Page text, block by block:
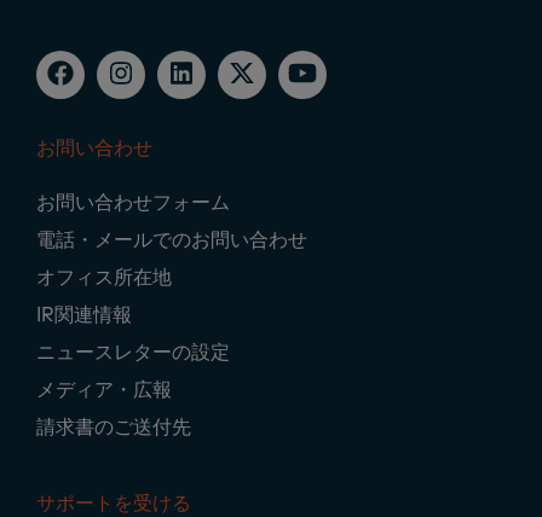
Navigation
お問い合わせ
お問い合わせフォーム
電話・メールでのお問い合わせ
オフィス所在地
IR関連情報
ニュースレターの設定
メディア・広報
請求書のご送付先
サポートを受ける